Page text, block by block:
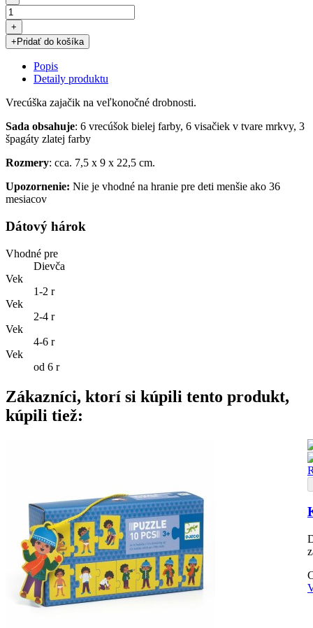
+
+ Pridať do košíka
Popis
Detaily produktu
Vrecúška zajačik na veľkonočné drobnosti.
Sada obsahuje: 6 vrecúšok bielej farby, 6 visačiek v tvare mrkvy, 3
špagáty zlatej farby
Rozmery: cca. 7,5 x 9 x 22,5 cm.
Upozornenie: Nie je vhodné na hranie pre deti menšie ako 36
mesiacov
Dátový hárok
Vhodné pre
Dievča
Vek
1-2 r
Vek
2-4 r
Vek
4-6 r
Vek
od 6 r
Zákazníci, ktorí si kúpili tento produkt,
kúpili tiež: